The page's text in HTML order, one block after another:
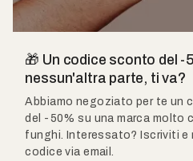
🎁 Un codice sconto del -
nessun'altra parte, ti va?
Abbiamo negoziato per te un
del -50% su una marca molto
funghi. Interessato? Iscriviti e
codice via email.